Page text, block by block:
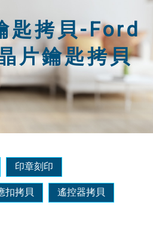
匙拷貝-Ford
片鑰匙拷貝
印章刻印
扣拷貝 遙控器拷貝